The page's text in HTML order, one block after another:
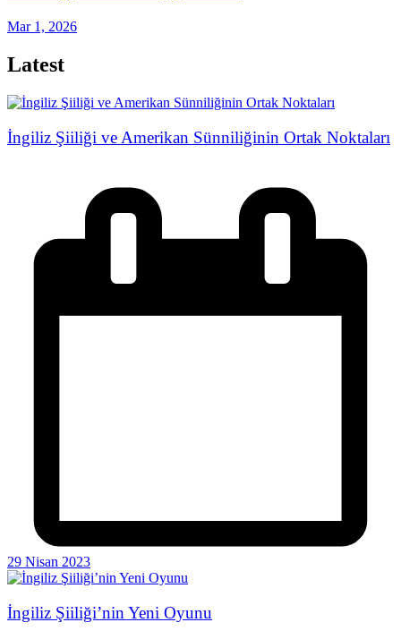
Mar 1, 2026
Latest
İngiliz Şiiliği ve Amerikan Sünniliğinin Ortak Noktaları
29 Nisan 2023
İngiliz Şiiliği’nin Yeni Oyunu